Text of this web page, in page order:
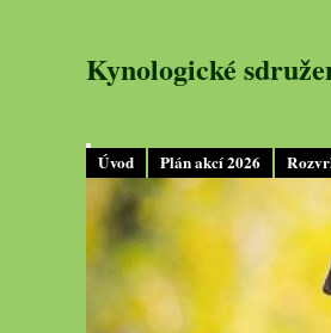
Úvod Plán akcí 2026
Kynologické